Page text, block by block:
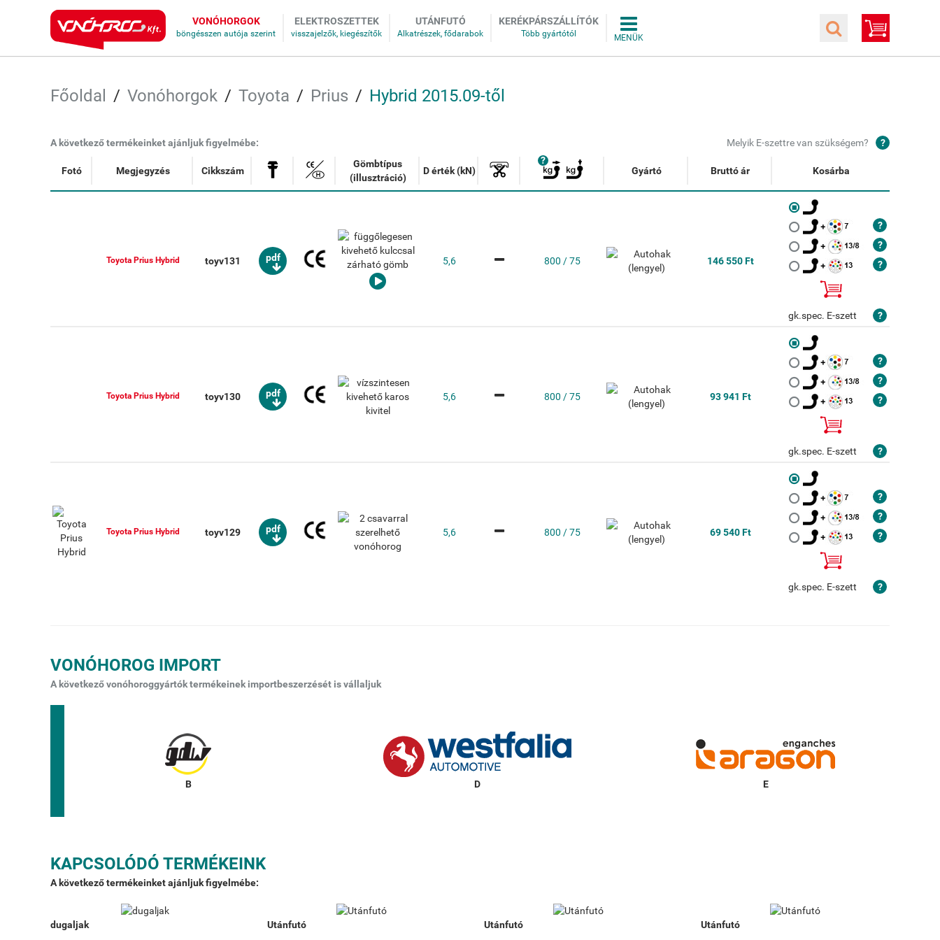
VONÓHORGOK ELEKTROSZETTEK UTÁNFUTÓ KERÉKPÁRSZÁLLÍTÓK
Főoldal Vonóhorgok Toyota Prius Hybrid 2015.09-től
A következő termékeinket ajánljuk figyelmébe: Melyik E-szettre van szükségem?
Fotó Megjegyzés Cikkszám
Gömbtípus
(illusztráció)
D érték (kN) Gyártó Bruttó ár Kosárba
Toyota Prius Hybrid toyv131 pdf 5,6 800 / 75 146 550 Ft
gk.spec. E-szett
Toyota Prius Hybrid toyv130 pdf 5,6 800 / 75 93 941 Ft
gk.spec. E-szett
Toyota Prius Hybrid toyv129 pdf 5,6 800 / 75 69 540 Ft
gk.spec. E-szett
VONÓHOROG IMPORT
A következő vonóhoroggyártók termékeinek importbeszerzését is vállaljuk
KAPCSOLÓDÓ TERMÉKEINK
A következő termékeinket ajánljuk figyelmébe:
dugaljak Utánfutó Utánfutó Utánfutó